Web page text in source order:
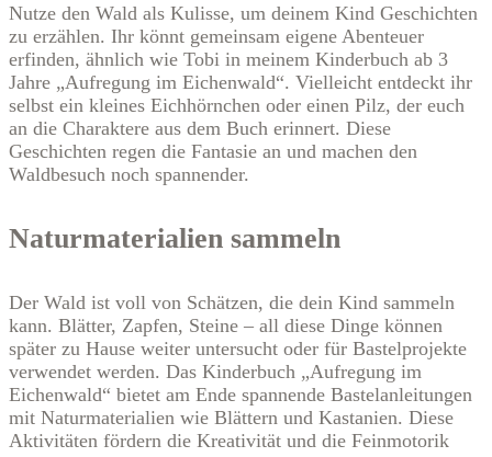
Nutze den Wald als Kulisse, um deinem Kind Geschichten
zu erzählen. Ihr könnt gemeinsam eigene Abenteuer
erfinden, ähnlich wie Tobi in meinem Kinderbuch ab 3
Jahre „Aufregung im Eichenwald“. Vielleicht entdeckt ihr
selbst ein kleines Eichhörnchen oder einen Pilz, der euch
an die Charaktere aus dem Buch erinnert. Diese
Geschichten regen die Fantasie an und machen den
Waldbesuch noch spannender.
Naturmaterialien sammeln
Der Wald ist voll von Schätzen, die dein Kind sammeln
kann. Blätter, Zapfen, Steine – all diese Dinge können
später zu Hause weiter untersucht oder für Bastelprojekte
verwendet werden. Das Kinderbuch „Aufregung im
Eichenwald“ bietet am Ende spannende Bastelanleitungen
mit Naturmaterialien wie Blättern und Kastanien. Diese
Aktivitäten fördern die Kreativität und die Feinmotorik